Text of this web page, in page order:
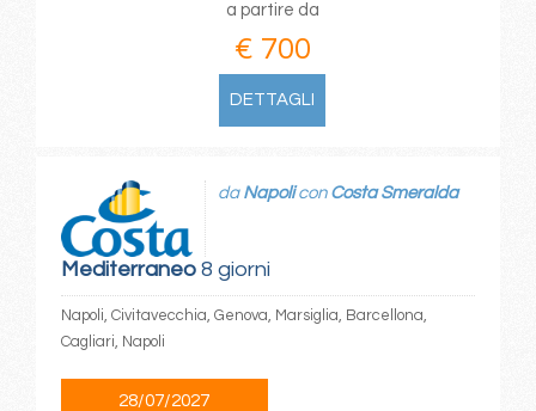
a partire da
€ 700
DETTAGLI
Mediterraneo8 giorni
da Napolicon Costa Smeralda
Napoli, Civitavecchia, Genova, Marsiglia, Barcellona,
Cagliari, Napoli
28/07/2027